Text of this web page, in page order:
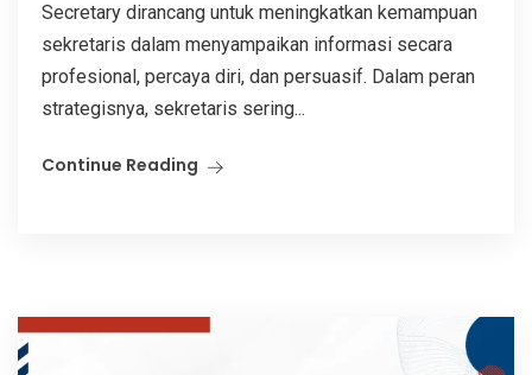
Secretary dirancang untuk meningkatkan kemampuan
sekretaris dalam menyampaikan informasi secara
profesional, percaya diri, dan persuasif. Dalam peran
strategisnya, sekretaris sering...
Continue Reading